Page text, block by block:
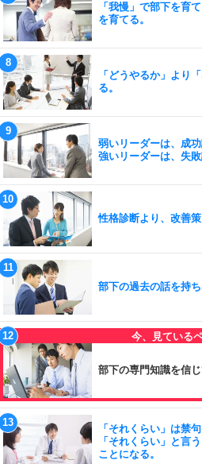
「我慢」で部下を育
を育てる。
「どうやるか」より
る。
弱いリーダーは、成功
強いリーダーは、失敗
性格診断より、改善策
部下の過去の話を持ち
部下の専門知識を信じ
「それくらい」は禁句
「それくらい」と言
ことになる。